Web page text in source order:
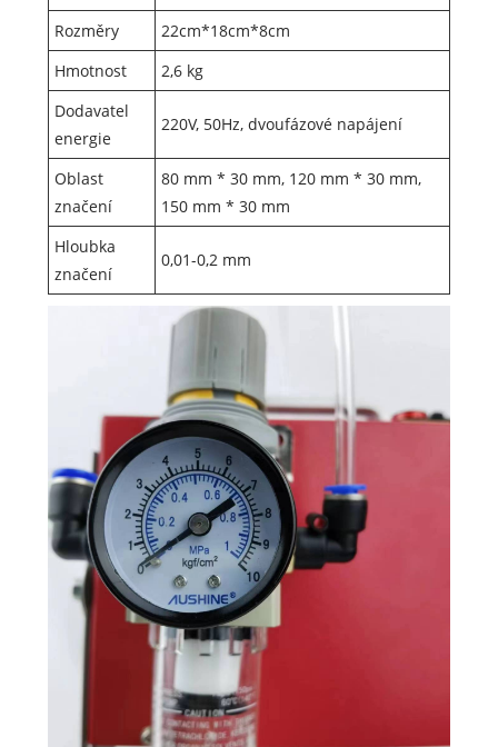
Rozměry
22cm*18cm*8cm
Hmotnost
2,6 kg
Dodavatel
energie
220V, 50Hz, dvoufázové napájení
Oblast
značení
80 mm * 30 mm, 120 mm * 30 mm,
150 mm * 30 mm
Hloubka
značení
0,01-0,2 mm